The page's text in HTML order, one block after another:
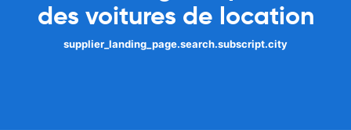
des voitures de location
supplier_landing_page.search.subscript.city